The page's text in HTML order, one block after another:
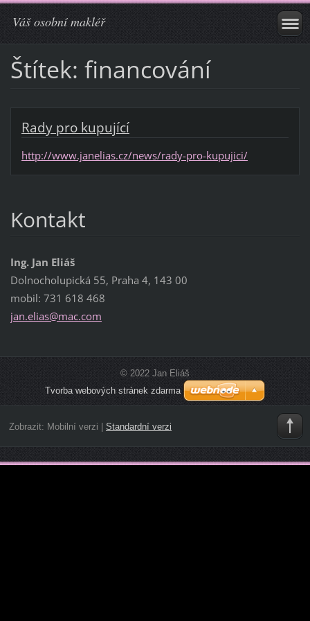
Váš osobní makléř
Štítek: financování
Rady pro kupující
http://www.janelias.cz/news/rady-pro-kupujici/
Kontakt
Ing. Jan Eliáš
Dolnocholupická 55, Praha 4, 143 00
mobil: 731 618 468
jan.elias@mac.com
© 2022 Jan Eliáš
Tvorba webových stránek zdarma
Zobrazit: Mobilní verzi Standardní verzi